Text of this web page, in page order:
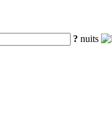
? nuits